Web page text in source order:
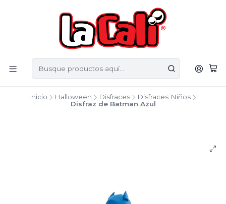
Inicio Halloween Disfraces
Disfraces Niños
Disfraz de Batman Azul